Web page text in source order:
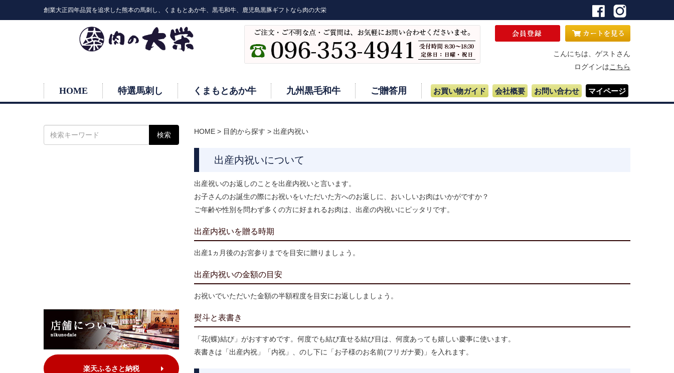
創業大正四年品質を追求した熊本の馬刺し、くまもとあか牛、黒毛和牛、鹿児島黒豚ギフトなら肉の大栄
こんにちは、ゲストさん
ログインはこちら
HOME 特選馬刺し くまもとあか牛 九州黒毛和牛 ご贈答用 お買い物ガイド 会社概要 お問い合わせ マイページ
HOME > 目的から探す > 出産内祝い
出産内祝いについて
出産祝いのお返しのことを出産内祝いと言います。
お子さんのお誕生の際にお祝いをいただいた方へのお返しに、おいしいお肉はいかがですか？
ご年齢や性別を問わず多くの方に好まれるお肉は、出産の内祝いにピッタリです。
出産内祝いを贈る時期
出産1ヵ月後のお宮参りまでを目安に贈りましょう。
出産内祝いの金額の目安
お祝いでいただいた金額の半額程度を目安にお返ししましょう。
熨斗と表書き
「花(蝶)結び」がおすすめです。何度でも結び直せる結び目は、何度あっても嬉しい慶事に使います。
表書きは「出産内祝」「内祝」、のし下に「お子様のお名前(フリガナ要)」を入れます。
楽天ふるさと納税